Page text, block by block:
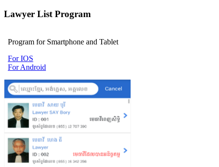
Lawyer List Program
Program for Smartphone and Tablet
For IOS
For Android